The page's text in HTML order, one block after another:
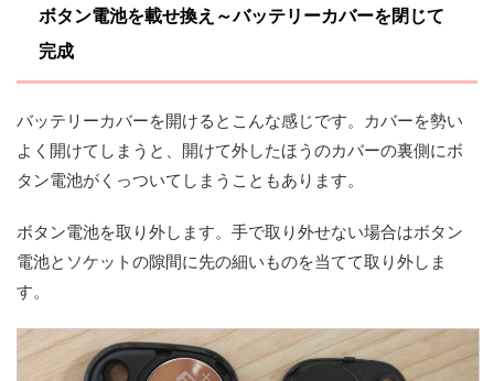
ボタン電池を載せ換え～バッテリーカバーを閉じて
完成
バッテリーカバーを開けるとこんな感じです。カバーを勢い
よく開けてしまうと、開けて外したほうのカバーの裏側にボ
タン電池がくっついてしまうこともあります。
ボタン電池を取り外します。手で取り外せない場合はボタン
電池とソケットの隙間に先の細いものを当てて取り外しま
す。